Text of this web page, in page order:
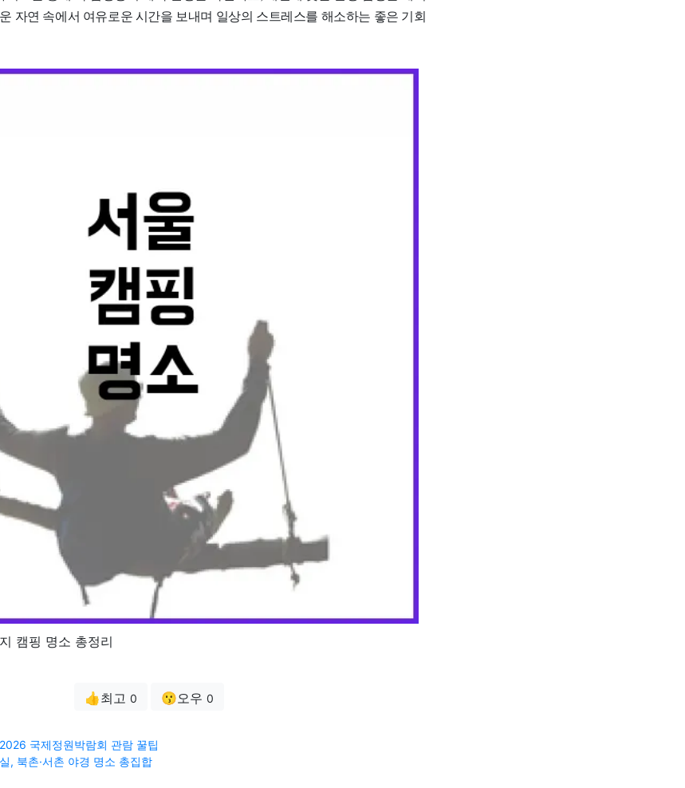
자연 속에서 여유로운 시간을 보내며 일상의 스트레스를 해소하는 좋은 기회
캠핑 명소 총정리
👍최고 0 😗오우 0
국제정원박람회 관람 꿀팁
, 북촌·서촌 야경 명소 총집합